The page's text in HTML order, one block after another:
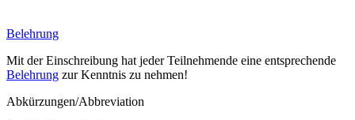
Belehrung
Mit der Einschreibung hat jeder Teilnehmende eine entsprechende
Belehrung zur Kenntnis zu nehmen!
Abkürzungen/Abbreviation